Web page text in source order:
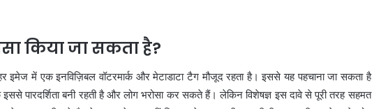
किया जा सकता है?
में एक इनविज़िबल वॉटरमार्क और मेटाडाटा टैग मौजूद रहता है। इससे यह पहचाना जा सकता है
पारदर्शिता बनी रहती है और लोग भरोसा कर सकते हैं। लेकिन विशेषज्ञ इस दावे से पूरी तरह सहमत